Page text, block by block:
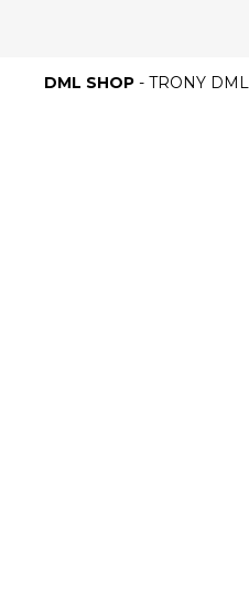
DML SHOP - TRONY